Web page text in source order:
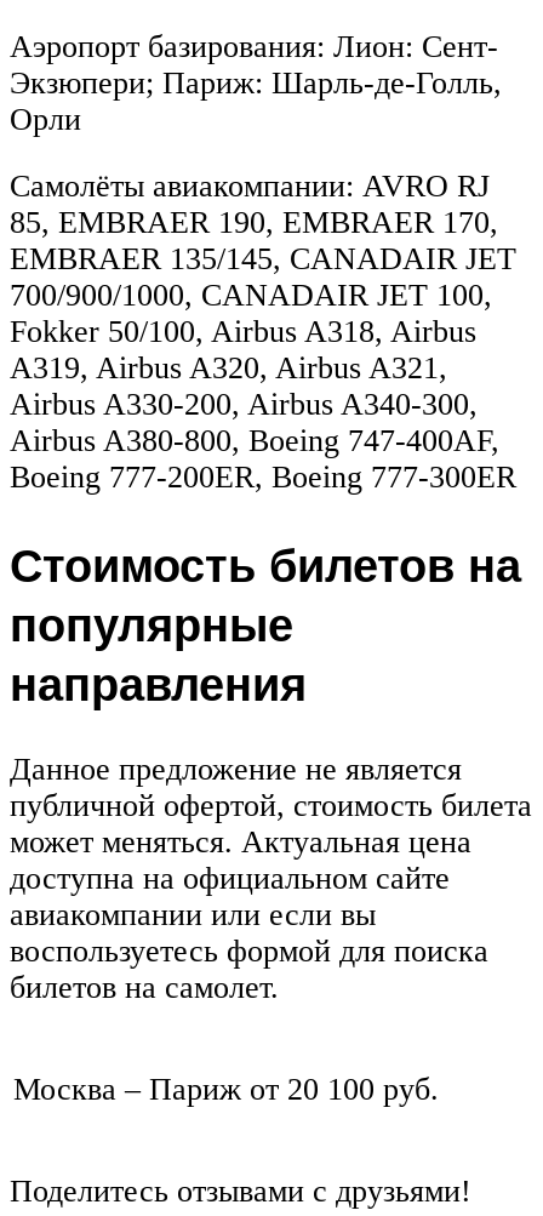
Аэропорт базирования: Лион: Сент-
Экзюпери; Париж: Шарль-де-Голль,
Орли
Самолёты авиакомпании: AVRO RJ
85, EMBRAER 190, EMBRAER 170,
EMBRAER 135/145, CANADAIR JET
700/900/1000, CANADAIR JET 100,
Fokker 50/100, Airbus A318, Airbus
A319, Airbus A320, Airbus A321,
Airbus A330-200, Airbus A340-300,
Airbus A380-800, Boeing 747-400AF,
Boeing 777-200ER, Boeing 777-300ER
Стоимость билетов на
популярные
направления
Данное предложение не является
публичной офертой, стоимость билета
может меняться. Актуальная цена
доступна на официальном сайте
авиакомпании или если вы
воспользуетесь формой для поиска
билетов на самолет.
Москва – Париж от 20 100 руб.
Поделитесь отзывами с друзьями!